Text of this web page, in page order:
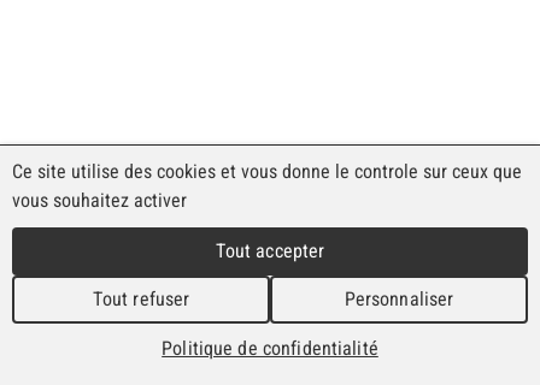
Route Principale 52
2718 Lajoux
Tél. 032 484 94 27
commune@lajoux.ch
Ce site utilise des cookies et vous donne le contrôle sur ceux que
vous souhaitez activer
Tout accepter
Tout refuser Personnaliser
Politique de confidentialité